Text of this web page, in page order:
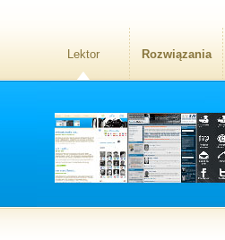
Lektor Rozwiązania